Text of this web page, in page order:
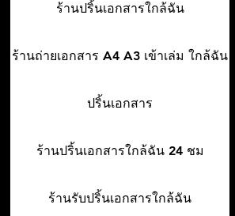
ร้านปริ้นเอกสารใกล้ฉัน
ร้านถ่ายเอกสาร A4 A3 เข้าเล่ม ใกล้ฉัน
ปริ้นเอกสาร
ร้านปริ้นเอกสารใกล้ฉัน 24 ชม
ร้านรับปริ้นเอกสารใกล้ฉัน